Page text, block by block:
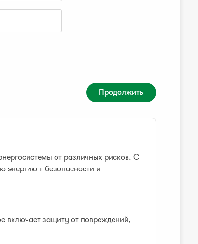
Продолжить
от различных рисков. С
энергию в безопасности и
включает защиту от повреждений,